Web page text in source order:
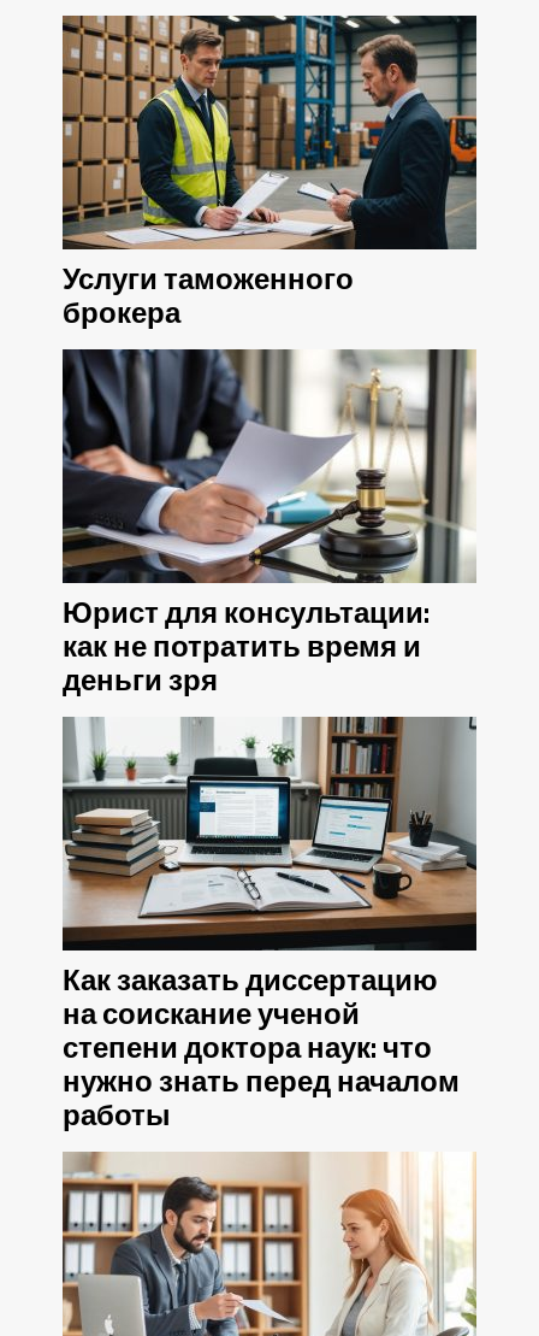
Услуги таможенного
брокера
Юрист для консультации:
как не потратить время и
деньги зря
Как заказать диссертацию
на соискание ученой
степени доктора наук: что
нужно знать перед началом
работы